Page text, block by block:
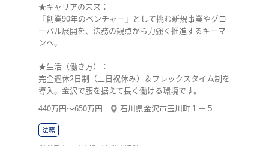
★キャリアの未来：
『創業90年のベンチャー』として挑む新規事業やグロ
ーバル展開を、法務の観点から力強く推進するキーマ
ンへ。
★生活（働き方）：
完全週休2日制（土日祝休み）＆フレックスタイム制を
導入。金沢で腰を据えて長く働ける環境です。
440万円〜650万円
石川県金沢市玉川町１－５
法務